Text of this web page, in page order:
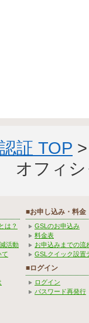
証 TOP
オフィシ
は？
活動
て
■お申し込み・料金
GSLのお申込み
料金表
お申込みまでの流
GSLクイック設置
■ログイン
ログイン
パスワード再発行